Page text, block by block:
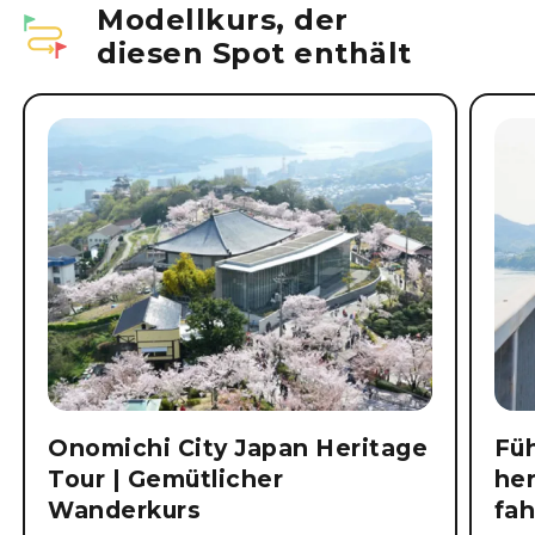
Modellkurs, der
diesen Spot enthält
Onomichi City Japan Heritage
Tour | Gemütlicher
Wanderkurs